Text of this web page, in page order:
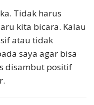
Tidak harus
kita bicara. Kalau
atau tidak
saya agar bisa
disambut positif